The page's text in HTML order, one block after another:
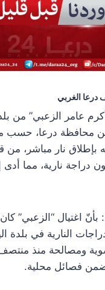
درعا الغربي
عامر الزعبي” من
بإطلاق نار مباشر،
دراجة نارية، مما
اغتيال “الزعبي”
النارية في بلدة
فصائل محلية.